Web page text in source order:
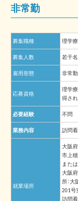
非常勤
募集職種 理学
募集人数 若干名
雇用形態 非常勤
応募資格
理学
得さ
必要経験 不問
業務内容 訪問
就業場所
大阪
市上
または
大阪
所：
201号
訪問